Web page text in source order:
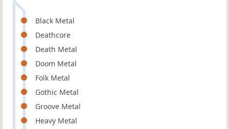
Black Metal
Deathcore
Death Metal
Doom Metal
Folk Metal
Gothic Metal
Groove Metal
Heavy Metal